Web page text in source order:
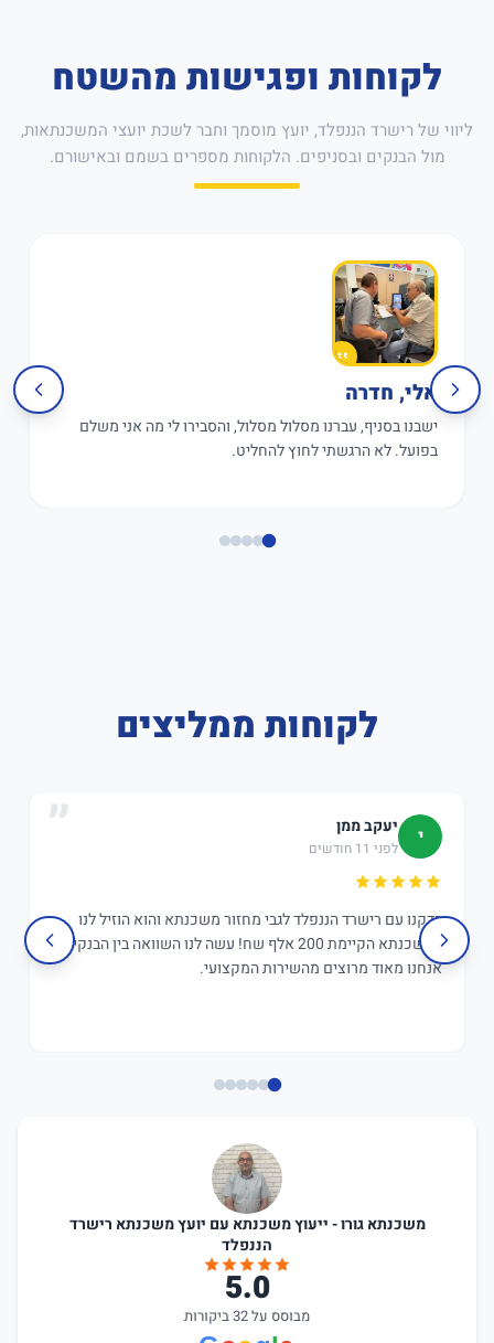
לקוחות ופגישות מהשטח
ליווי של רישרד הננפלד, יועץ מוסמך וחבר לשכת יועצי המשכנתאות,
מול הבנקים ובסניפים. הלקוחות מספרים בשמם ובאישורם.
אלי, חדרה
ישבנו בסניף, עברנו מסלול מסלול, והסבירו לי מה אני משלם
בפועל. לא הרגשתי לחוץ להחליט.
לקוחות ממליצים
י יעקב ממן
לפני 11 חודשים
בדקנו עם רישרד הננפלד לגבי מחזור משכנתא והוא הוזיל לנו
במשכנתא הקיימת 200 אלף שח! עשה לנו השוואה בין הבנקים,
אנחנו מאוד מרוצים מהשירות המקצועי.
משכנתא גורו - ייעוץ משכנתא עם יועץ משכנתא רישרד
הננפלד
5.0
מבוסס על 32 ביקורות